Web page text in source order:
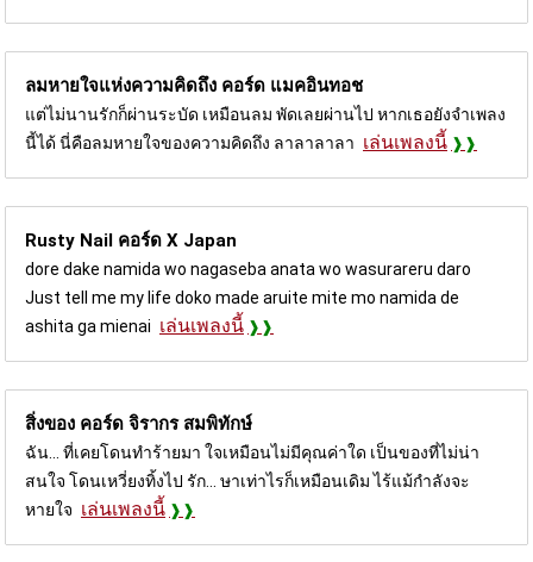
ลมหายใจแห่งความคิดถึง คอร์ด แมคอินทอช
แต่ไม่นานรักก็ผ่านระบัด เหมือนลม พัดเลยผ่านไป หากเธอยังจำเพลง
นี้ได้ นี่คือลมหายใจของความคิดถึง ลาลาลาลา เล่นเพลงนี้
Rusty Nail คอร์ด X Japan
dore dake namida wo nagaseba anata wo wasurareru daro
Just tell me my life doko made aruite mite mo namida de
ashita ga mienai เล่นเพลงนี้
สิ่งของ คอร์ด จิรากร สมพิทักษ์
ฉัน... ที่เคยโดนทำร้ายมา ใจเหมือนไม่มีคุณค่าใด เป็นของที่ไม่น่า
สนใจ โดนเหวี่ยงทิ้งไป รัก... ษาเท่าไรก็เหมือนเดิม ไร้แม้กำลังจะ
หายใจ เล่นเพลงนี้